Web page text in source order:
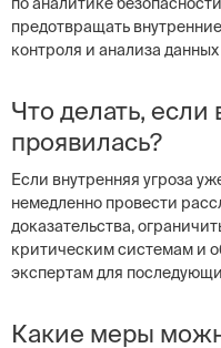
предотвращать
контроля и анализа
Что делать, если
проявилась?
Если внутренняя угроза
немедленно провести
доказательства,
критическим системам и
экспертам для
Какие меры